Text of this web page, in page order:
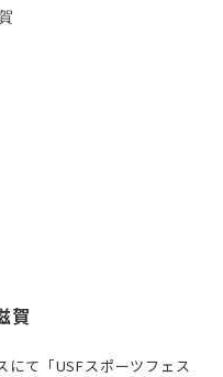
賀
にて「USFスポーツフェス